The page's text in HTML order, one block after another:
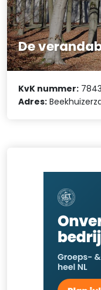
De
KvK nummer:
Adres: